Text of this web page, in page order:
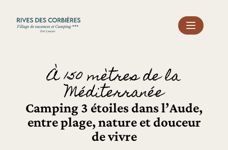
À 150 mètres de la
Méditerranée
Camping 3 étoiles dans l’Aude,
entre plage, nature et douceur
de vivre